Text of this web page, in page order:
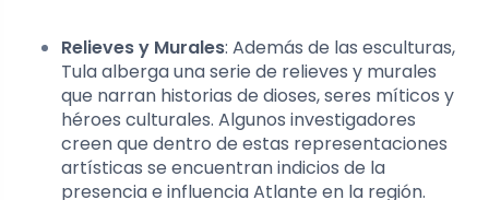
Relieves y Murales: Además de las esculturas,
Tula alberga una serie de relieves y murales
que narran historias de dioses, seres míticos y
héroes culturales. Algunos investigadores
creen que dentro de estas representaciones
artísticas se encuentran indicios de la
presencia e influencia Atlante en la región.